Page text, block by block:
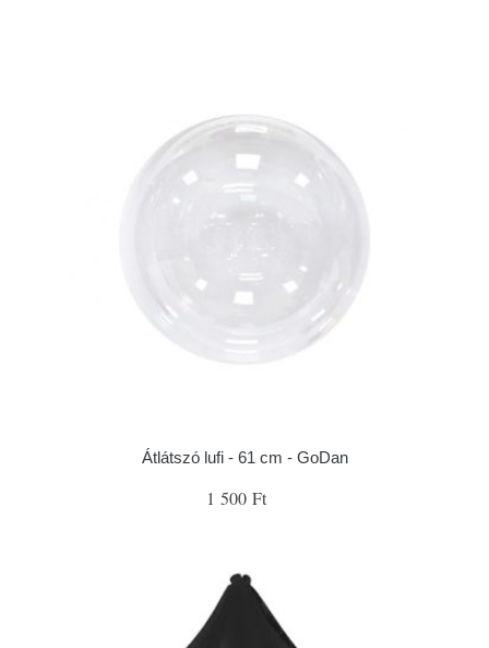
Átlátszó lufi - 61 cm - GoDan
1 500 Ft